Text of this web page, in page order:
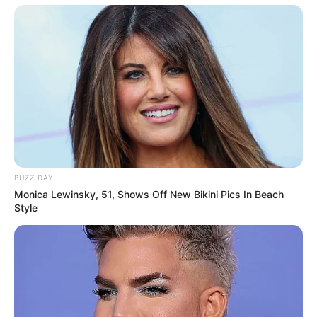
16.11.2026 19:00 Uhr: Nessi Gomes - Vocal
Odyssey Workshop in München im
an für München
16.11.2026 19:30 Uhr: HEAVEN 17 -
„ELECTRONICALLY YOURS“ Tour 2026 im
altungsplan für Köln
17.11.2026 19:00 Uhr: Nessi Gomes – Live Konzert
in München imVeranstaltungsplan für München
05.12.2026 16:00 Uhr: POTT OUT - Festival 2026
imVeranstaltungsplan für Bochum
anstaltungsplan für Schorndorf
08.12.2026 20:00 Uhr: Glenn Miller Orchestra im
anstaltungsplan für Neckarsulm
Veranstaltungshinweise gibt es außerdem im
BUZZ DAY
Monica Lewinsky, 51, Shows Off New Bikini Pics In Beach
Style